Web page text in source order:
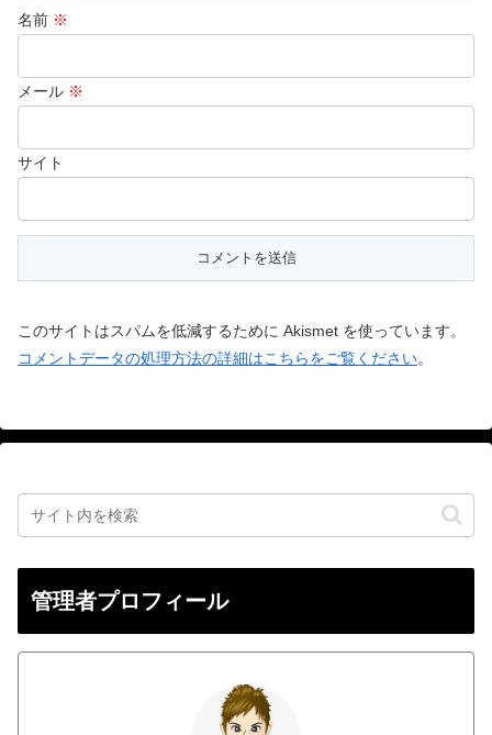
名前 ※
メール ※
サイト
このサイトはスパムを低減するために Akismet を使っています。
コメントデータの処理方法の詳細はこちらをご覧ください。
管理者プロフィール